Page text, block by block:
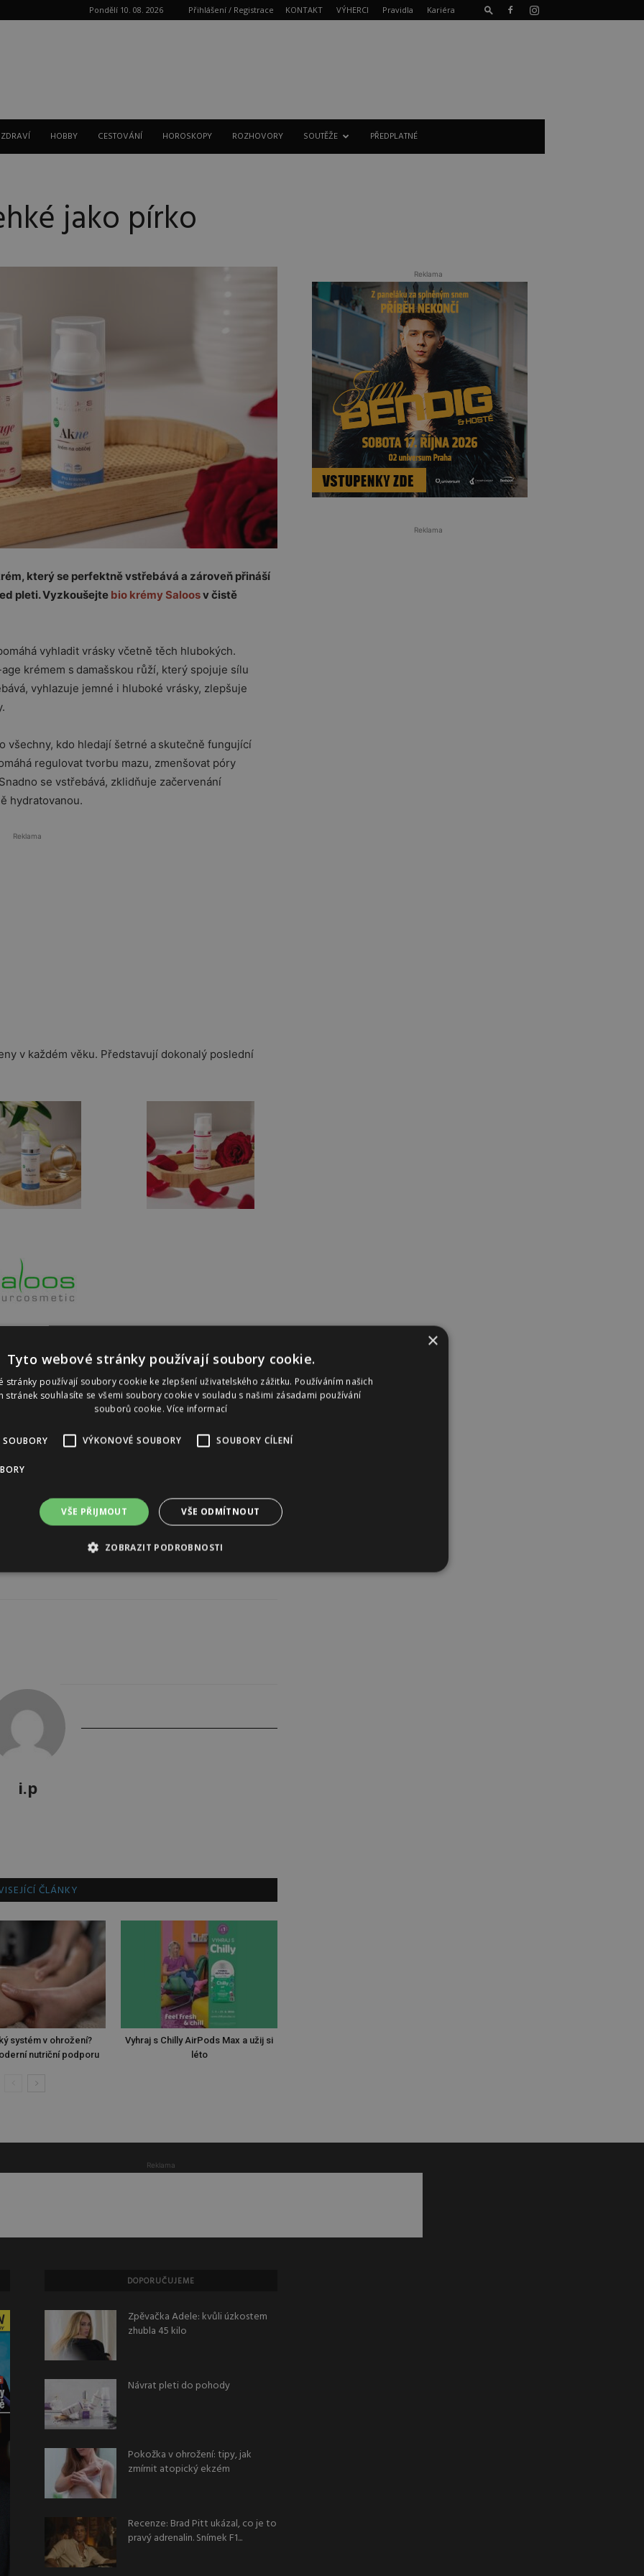
Pondělí 10. 08. 2026 Přihlášení / Registrace KONTAKT VÝHERCI Pravidla Kariéra
HOBBY CESTOVÁNÍ HOROSKOPY ROZHOVORY SOUTĚŽE PŘEDPLATNÉ
jako pírko
který se perfektně vstřebává a zároveň přináší
pleti. Vyzkoušejte bio krémy Saloosv čistě
vyhladit vrásky včetně těch hlubokých.
krémem s damašskou růží, který spojuje sílu
vyhlazuje jemné i hluboké vrásky, zlepšuje
všechny, kdo hledají šetrné a skutečně fungující
regulovat tvorbu mazu, zmenšovat póry
se vstřebává, zklidňuje začervenání
hydratovanou.
Reklama
v každém věku. Představují dokonalý poslední
Reklama
i.p
ČLÁNKY
systém v ohrožení?
nutriční podporu
Vyhraj s Chilly AirPods Max a užij si
léto
Reklama
Reklama
Reklama
DOPORUČUJEME
Zpěvačka Adele: kvůli úzkostem
zhubla 45 kilo
Návrat pleti do pohody
Pokožka v ohrožení: tipy, jak
zmírnit atopický ekzém
Recenze: Brad Pitt ukázal, co je to
pravý adrenalin. Snímek F1...
×
Tyto webové stránky používají soubory cookie.
stránky používají soubory cookie ke zlepšení uživatelského zážitku. Používáním našich
stránek souhlasíte se všemi soubory cookie v souladu s našimi zásadami používání
souborů cookie.Více informací
VÝKONOVÉ SOUBORY SOUBORY CÍLENÍ
VŠE PŘIJMOUT VŠE ODMÍTNOUT
ZOBRAZIT PODROBNOSTI